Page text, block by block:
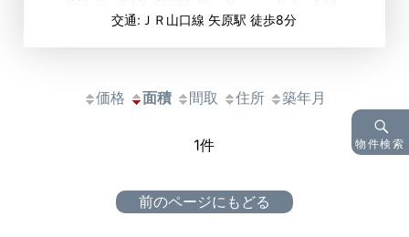
交通:ＪＲ山口線 矢原駅 徒歩8分
価格 面積 間取 住所 築年月
1件
前のページにもどる
物件検索